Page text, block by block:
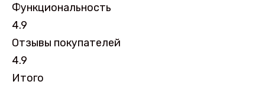
Функциональность
4.9
Отзывы покупателей
4.9
Итого